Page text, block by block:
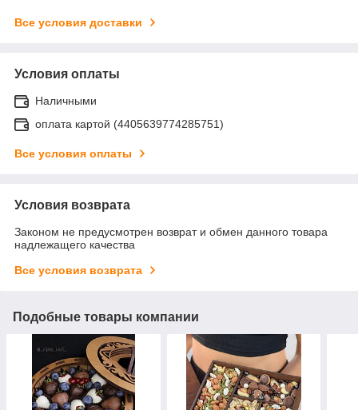
Все условия доставки
Условия оплаты
Наличными
оплата картой (4405639774285751)
Все условия оплаты
Условия возврата
Законом не предусмотрен возврат и обмен данного товара
надлежащего качества
Все условия возврата
Подобные товары компании